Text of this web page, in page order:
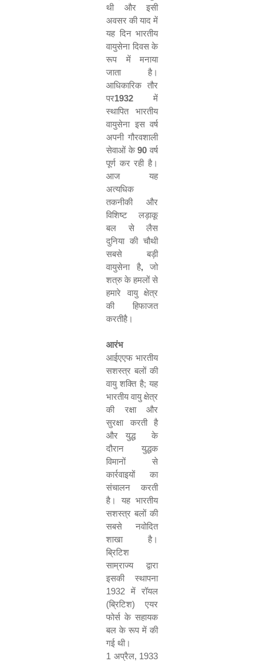
थी और
इसी
अवसर की याद में
यह दिन भारतीय
वायुसेना दिवस के
रूप
में
मनाया
जाता
है।
आधिकारिक तौर
पर1932 में
स्‍थापित भारतीय
वायुसेना इस वर्ष
अपनी गौरवशाली
सेवाओं के90वर्ष
पूर्ण कर रही है।
आज
यह
अत्यधिक
तकनीकी
और
विशिष्ट
लड़ाकू
बल से लैस
दुनिया की चौथी
सबसे
बड़ी
वायुसेना
है, जो
शत्रु के हमलों से
हमारे वायु क्षेत्र
की हिफाजत
करतीहै।
आरंभ
आईएएफ भारतीय
सशस्त्र बलों की
वायु शक्ति है;यह
भारतीय वायु क्षेत्र
की रक्षा और
सुरक्षा करती है
और युद्ध
के
दौरान युद्धक
विमानों से
कार्रवाइयों का
संचालन करती
है। यह भारतीय
सशस्त्र बलों की
सबसे नवोदित
शाखा है।
ब्रिटिश
साम्राज्य द्वारा
इसकी स्‍थापना
1932 में रॉयल
(ब्रिटिश) एयर
फोर्स के सहायक
बल के रूप में की
गई थी।
1 अप्रैल, 1933